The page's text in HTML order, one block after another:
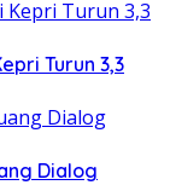
Turun 3,3
Dialog